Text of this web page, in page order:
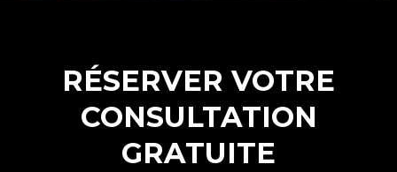
RÉSERVER VOTRE
CONSULTATION
GRATUITE